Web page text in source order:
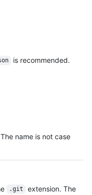
is recommended.
name is not case
.git
extension. The